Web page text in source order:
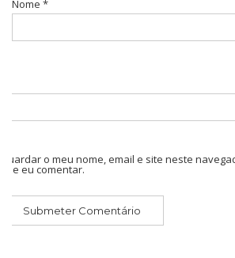
Nome *
Guardar o meu nome, email e site neste
que eu comentar.